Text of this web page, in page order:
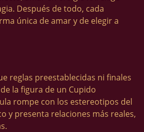
Después de todo, cada
única de amar y de elegir a
reglas preestablecidas ni finales
la figura de un Cupido
rompe con los estereotipos del
y presenta relaciones más reales,